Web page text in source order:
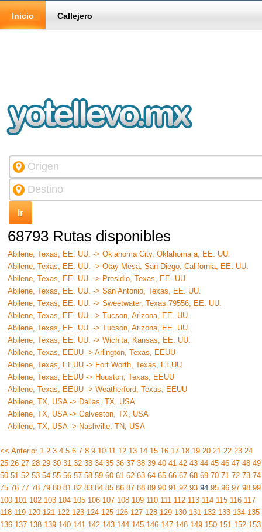
Inicio Callejero
68793 Rutas disponibles
Abilene, Texas, EE. UU. -> Oklahoma City, Oklahoma a, EE. UU.
Abilene, Texas, EE. UU. -> Otay Mesa, San Diego, California, EE. UU.
Abilene, Texas, EE. UU. -> Presidio, Texas, EE. UU.
Abilene, Texas, EE. UU. -> San Antonio, Texas, EE. UU.
Abilene, Texas, EE. UU. -> Sweetwater, Texas 79556, EE. UU.
Abilene, Texas, EE. UU. -> Tucson, Arizona, EE. UU.
Abilene, Texas, EE. UU. -> Tucson, Arizona, EE. UU.
Abilene, Texas, EE. UU. -> Wichita, Kansas, EE. UU.
Abilene, Texas, EEUU -> Arlington, Texas, EEUU
Abilene, Texas, EEUU -> Fort Worth, Texas, EEUU
Abilene, Texas, EEUU -> Houston, Texas, EEUU
Abilene, Texas, EEUU -> Weatherford, Texas, EEUU
Abilene, TX, USA -> Dallas, TX, USA
Abilene, TX, USA -> Galveston, TX, USA
Abilene, TX, USA -> Nashville, TN, USA
<< Anterior 1 2 3 4 5 6 7 8 9 10 11 12 13 14 15 16 17 18 19 20 21 22 23 24
25 26 27 28 29 30 31 32 33 34 35 36 37 38 39 40 41 42 43 44 45 46 47 48 49
50 51 52 53 54 55 56 57 58 59 60 61 62 63 64 65 66 67 68 69 70 71 72 73 74
75 76 77 78 79 80 81 82 83 84 85 86 87 88 89 90 91 92 93 94 95 96 97 98 99
100 101 102 103 104 105 106 107 108 109 110 111 112 113 114 115 116 117
118 119 120 121 122 123 124 125 126 127 128 129 130 131 132 133 134 135
136 137 138 139 140 141 142 143 144 145 146 147 148 149 150 151 152 153